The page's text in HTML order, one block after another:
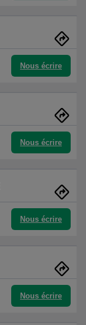
Nous écrire
Nous écrire
Nous écrire
Nous écrire